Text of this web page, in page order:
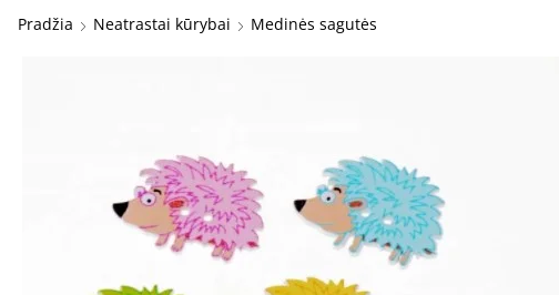
Pradžia Neatrastai kūrybai Medinės sagutės